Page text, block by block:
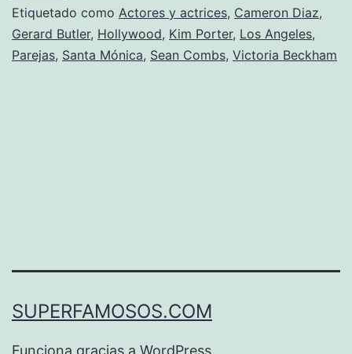
Etiquetado como Actores y actrices, Cameron Diaz,
Gerard Butler, Hollywood, Kim Porter, Los Angeles,
Parejas, Santa Mónica, Sean Combs, Victoria Beckham
SUPERFAMOSOS.COM